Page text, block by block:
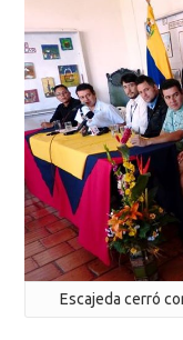
Escajeda cerró